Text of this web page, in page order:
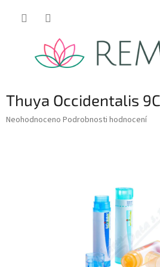
Thuya Occidentalis
Průměrné
Neohodnoceno Podrobnosti hodnocení